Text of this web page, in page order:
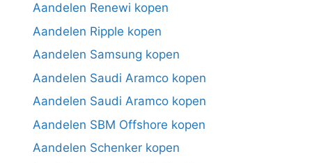
Aandelen Renewi kopen
Aandelen Ripple kopen
Aandelen Samsung kopen
Aandelen Saudi Aramco kopen
Aandelen Saudi Aramco kopen
Aandelen SBM Offshore kopen
Aandelen Schenker kopen